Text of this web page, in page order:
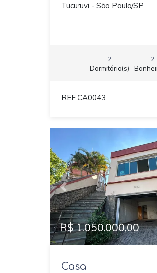
Tucuruvi - São Paulo/SP
2
Dormitório(s)
2
REF CA0043
Previous
R$ 1.050.000,00
Casa